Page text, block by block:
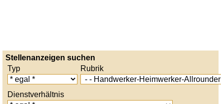
Stellenanzeigen suchen
Typ
Rubrik
Dienstverhältnis